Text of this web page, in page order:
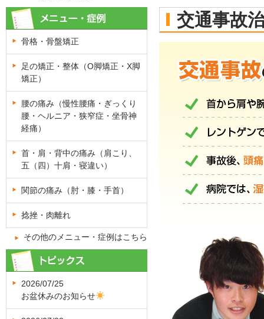
交通事故
骨格・骨盤矯正
足の矯正・整体（O脚矯正・X脚
矯正）
腰の痛み（慢性腰痛・ぎっくり
腰・ヘルニア・狭窄症・坐骨神
経痛）
首・肩・背中の痛み（肩こり、
五（四）十肩・寝違い）
関節の痛み（肘・膝・手首）
捻挫・肉離れ
その他のメニュー・症例はこちら
2026/07/25
お盆休みのお知らせ